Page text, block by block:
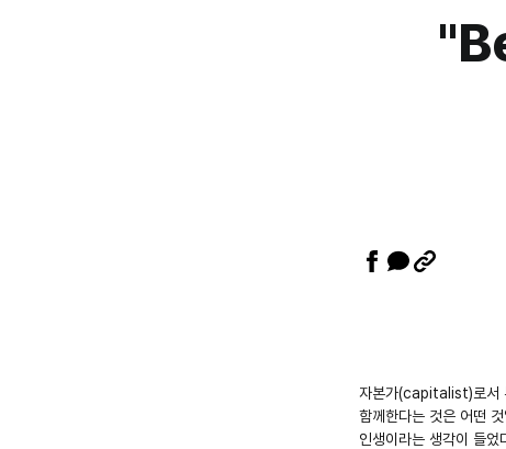
자본가(capitalist)로서
함께한다는 것은 어떤
인생이라는 생각이 들